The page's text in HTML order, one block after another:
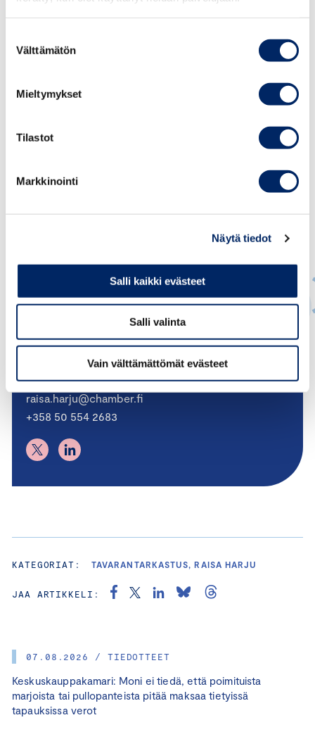
valinta
Välttämätön
Mieltymykset
Tilastot
Markkinointi
Näytä tiedot
Salli kaikki evästeet
Salli valinta
Vain välttämättömät evästeet
07.08.2026 / TIEDOTTEET
Keskuskauppakamari: Moni ei tiedä, että poimituista
marjoista tai pullopanteista pitää maksaa tietyissä
tapauksissa verot
(HTT) ovat puolueettomia ja ammattitaitoisia
tavaroiden teknisiä tarkastuksia eri
Raisa Harju
raisa.harju@chamber.fi
+358 50 554 2683
KATEGORIAT: TAVARANTARKASTUS, RAISA HARJU
JAA ARTIKKELI: